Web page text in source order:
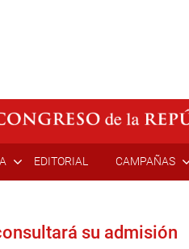
EDITORIAL CAMPAÑAS
su admisión